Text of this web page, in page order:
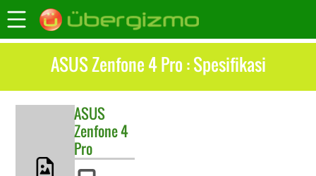
ASUS Zenfone 4 Pro : Spesifikasi
ASUS
Zenfone 4
Pro